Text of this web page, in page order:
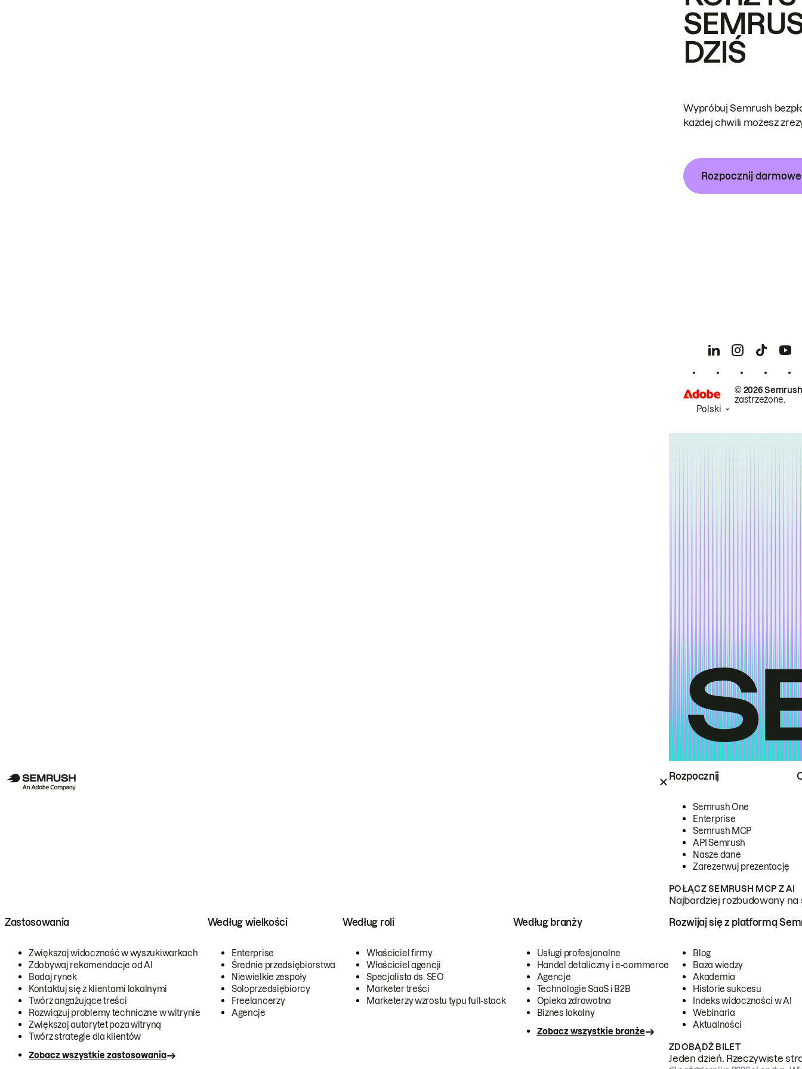
Rozpocznij
Semrush One
Enterprise
Semrush MCP
API Semrush
Nasze dane
Zarezerwuj prezentację
POŁĄCZ SEMRUSH MCP Z AI
Najbardziej rozbudowany
Zastosowania
Zwiększaj widoczność w wyszukiwarkach
Zdobywaj rekomendacje od AI
Badaj rynek
Kontaktuj się z klientami lokalnymi
Twórz angażujące treści
Rozwiązuj problemy techniczne w witrynie
Zwiększaj autorytet poza witryną
Twórz strategie dla klientów
Zobacz wszystkie zastosowania
Według wielkości
Enterprise
Średnie przedsiębiorstwa
Niewielkie zespoły
Soloprzedsiębiorcy
Freelancerzy
Agencje
Według roli
Właściciel firmy
Właściciel agencji
Specjalista ds. SEO
Marketer treści
Marketerzy wzrostu typu full-stack
Według branży
Usługi profesjonalne
Handel detaliczny i e-commerce
Agencje
Technologie SaaS i B2B
Opieka zdrowotna
Biznes lokalny
Zobacz wszystkie branże
Rozwijaj się z platformą
Blog
Baza wiedzy
Akademia
Historie sukcesu
Indeks widoczności w AI
Webinaria
Aktualności
ZDOBĄDŹ BILET
Jeden dzień. Rzeczywiste
DZIŚ
Wypróbuj Semrush
każdej chwili możesz
Rozpocznij
© 2026
zastrzeżone.
Polski